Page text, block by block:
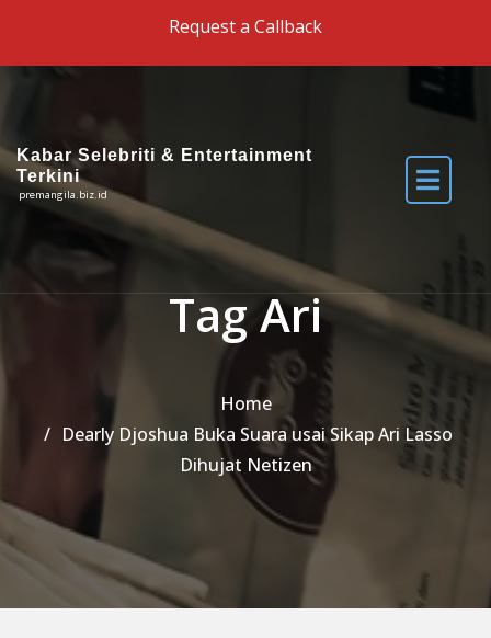
Request a Callback
Kabar Selebriti & Entertainment
Terkini
premangila.biz.id
Tag Ari
Home
Dearly Djoshua Buka Suara usai Sikap Ari Lasso
Dihujat Netizen